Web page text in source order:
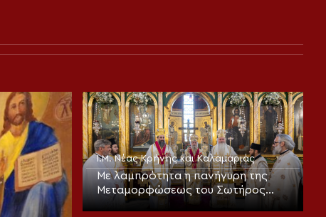
Ι.Μ. Νέας Κρήνης και Καλαμαριάς
Με λαμπρότητα η πανήγυρη της
Μεταμορφώσεως του Σωτήρος
στην Καλαμαριά (ΦΩΤΟ)